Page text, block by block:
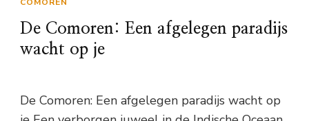
COMOREN
De Comoren: Een afgelegen paradijs
wacht op je
De Comoren: Een afgelegen paradijs wacht op